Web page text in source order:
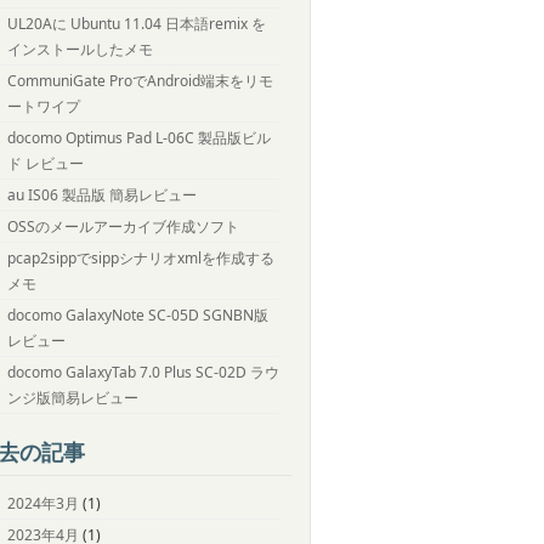
UL20Aに Ubuntu 11.04 日本語remix を
インストールしたメモ
CommuniGate ProでAndroid端末をリモ
ートワイプ
docomo Optimus Pad L-06C 製品版ビル
ド レビュー
au IS06 製品版 簡易レビュー
OSSのメールアーカイブ作成ソフト
pcap2sippでsippシナリオxmlを作成する
メモ
docomo GalaxyNote SC-05D SGNBN版
レビュー
docomo GalaxyTab 7.0 Plus SC-02D ラウ
ンジ版簡易レビュー
の記事
2024年3月 (1)
2023年4月 (1)